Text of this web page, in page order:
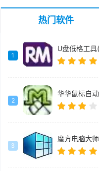
热门软件
1
2
华华鼠标自
3
魔方电脑大